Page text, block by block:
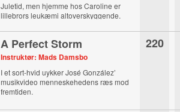
Juletid, men hjemme hos Caroline er
lillebrors leukæmi altoverskyggende.
A Perfect Storm
Instruktør: Mads Damsbo
I et sort-hvid uykker José González’
musikvideo menneskehedens ræs mod
fremtiden.
220